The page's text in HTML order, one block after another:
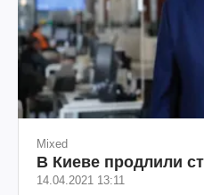
Mixed
В Киеве продлили
14.04.2021 13:11